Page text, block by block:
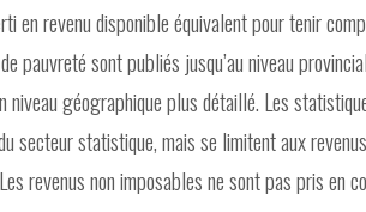
en revenu disponible équivalent pour tenir
pauvreté sont publiés jusqu’au niveau
niveau géographique plus détaillé. Les
secteur statistique, mais se limitent aux
revenus non imposables ne sont pas pris en